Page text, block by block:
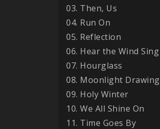
03. Then, Us
04. Run On
05. Reflection
06. Hear the Wind Sing
07. Hourglass
08. Moonlight Drawing
09. Holy Winter
10. We All Shine On
11. Time Goes By